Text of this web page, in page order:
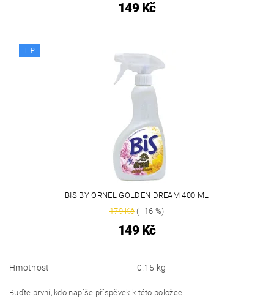
149 Kč
TIP
BIS BY ORNEL GOLDEN DREAM 400 ML
179 Kč(–16 %)
149 Kč
Hmotnost 0.15 kg
Buďte první, kdo napíše příspěvek k této položce.